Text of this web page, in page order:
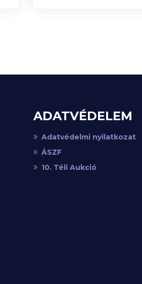
ADATVÉDELEM
Adatvédelmi nyilatkozat
ÁSZF
10. Téli Aukció